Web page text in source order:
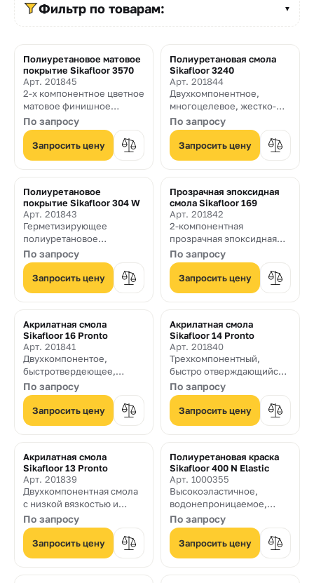
Калькуляторы
Контакты
8
800
550-
03-
50
sales@mpkm.org
Фильтр по товарам: ▼
Полиуретановое матовое
покрытие Sikafloor 3570
Арт. 201845
2-х компонентное цветное
матовое финишное
полиуретановое покрытие
По запросу
Запросить цену
Полиуретановая смола
Sikafloor 3240
Арт. 201844
Двухкомпонентное,
многоцелевое, жестко-
эластичное напольное
покрытие на основе
полиуретановой смолы
По запросу
Запросить цену
Полиуретановое
покрытие Sikafloor 304 W
Арт. 201843
Герметизирующее
полиуретановое
двухкомпонентное
покрытие для
использования в составе
систем полов Sika-
ComfortFloor Decorative и
Decorative Pro
По запросу
Запросить цену
Прозрачная эпоксидная
смола Sikafloor 169
Арт. 201842
2-компонентная
прозрачная эпоксидная
смола для грунтования
оснований, а также
приготовления шпаклевок
и стяжек
По запросу
Запросить цену
Акрилатная смола
Sikafloor 16 Pronto
Арт. 201841
Двухкомпонентое,
быстротвердеющее,
герметизирующее
покрытие на основе
акриловых смол для
использования в
модульной системе
По запросу
Запросить цену
Акрилатная смола
Sikafloor 14 Pronto
Арт. 201840
Трехкомпонентный,
быстро отверждающийся,
самовыравнивающийся
состав на основе
реактивных акрилатов,
является частью системы
Sikafloor-Pronto.
По запросу
Запросить цену
Акрилатная смола
Sikafloor 13 Pronto
Арт. 201839
Двухкомпонентная смола
с низкой вязкостью и
быстрым набором
прочности на основе
реактивных акрилатных
смол для использования в
модульной системе
По запросу
Запросить цену
Полиуретановая краска
Sikafloor 400 N Elastic
Арт. 1000355
Высокоэластичное,
водонепроницаемое,
содержащее
растворители, стойкое к
ультрафиолету, цветное,
влагоотверждаемое
однокомпонентное
По запросу
Запросить цену